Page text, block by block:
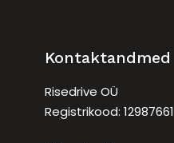
Kontaktandmed
Risedrive OÜ
Registrikood: 12987661